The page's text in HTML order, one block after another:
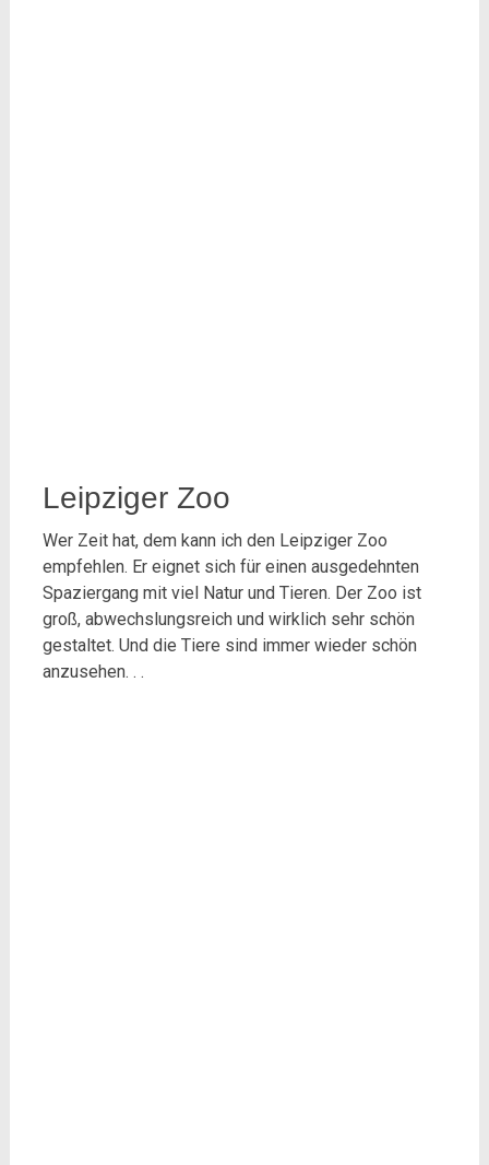
Leipziger Zoo
Wer Zeit hat, dem kann ich den Leipziger Zoo
empfehlen. Er eignet sich für einen ausgedehnten
Spaziergang mit viel Natur und Tieren. Der Zoo ist
groß, abwechslungsreich und wirklich sehr schön
gestaltet. Und die Tiere sind immer wieder schön
anzusehen. . .